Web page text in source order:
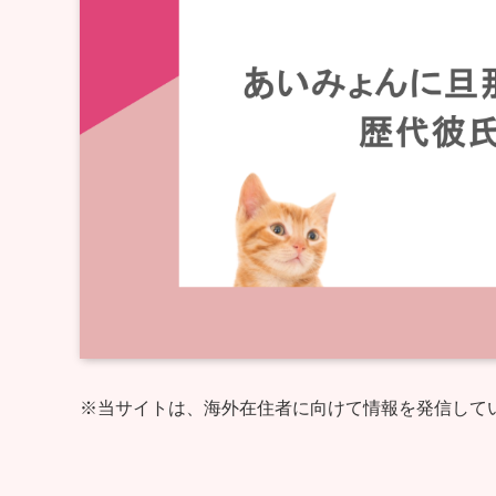
※当サイトは、海外在住者に向けて情報を発信して